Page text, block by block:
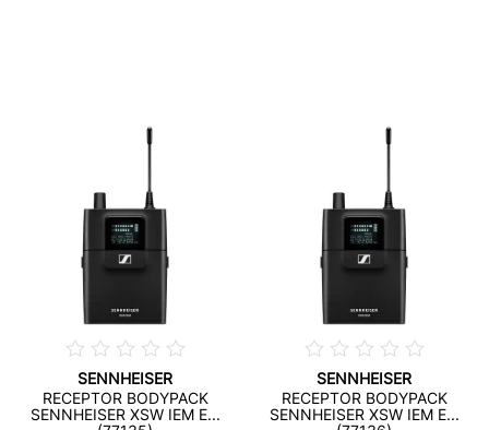
SENNHEISER
RECEPTOR BODYPACK
SENNHEISER XSW IEM E...
SENNHEISER
RECEPTOR BODYPACK
SENNHEISER XSW IEM E...